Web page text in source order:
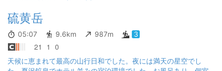
硫黄岳
05:07 9.6km 987m 3
21 1 0
天候に恵まれて最高の山行日和でした。夜には満天の星空でし